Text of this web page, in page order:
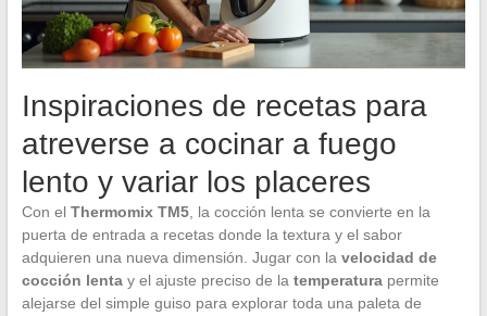
Inspiraciones de recetas para
atreverse a cocinar a fuego
lento y variar los placeres
Con el Thermomix TM5, la cocción lenta se convierte en la
puerta de entrada a recetas donde la textura y el sabor
adquieren una nueva dimensión. Jugar con la velocidad de
cocción lentay el ajuste preciso de la temperaturapermite
alejarse del simple guiso para explorar toda una paleta de